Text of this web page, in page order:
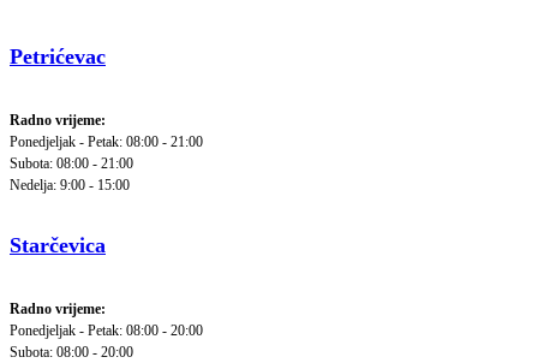
Petrićevac
Radno vrijeme:
Ponedjeljak - Petak: 08:00 - 21:00
Subota: 08:00 - 21:00
Nedelja: 9:00 - 15:00
Starčevica
Radno vrijeme:
Ponedjeljak - Petak: 08:00 - 20:00
Subota: 08:00 - 20:00